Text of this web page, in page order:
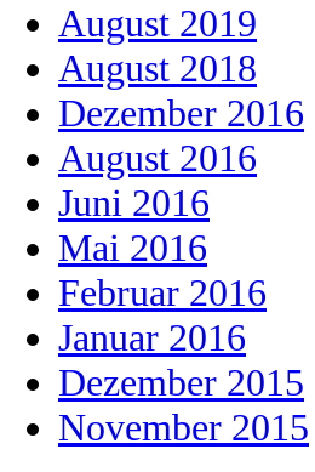
August 2019
August 2018
Dezember 2016
August 2016
Juni 2016
Mai 2016
Februar 2016
Januar 2016
Dezember 2015
November 2015